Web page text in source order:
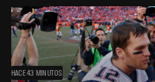
HACE 43 MINUTOS